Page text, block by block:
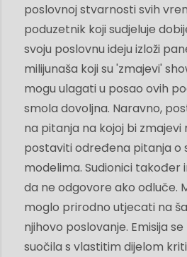
poslovnoj stvarnosti svih
poduzetnik koji sudjeluje
svoju poslovnu ideju izloži
milijunaša koji su 'zmajevi'
mogu ulagati u posao ovih
smola dovoljna. Naravno,
na pitanja na kojoj bi zmajevi
postaviti određena pitanja o
modelima. Sudionici također
da ne odgovore ako odluče.
moglo prirodno utjecati na
njihovo poslovanje. Emisija
suočila s vlastitim dijelom